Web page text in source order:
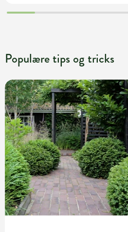
Populære tips og tricks